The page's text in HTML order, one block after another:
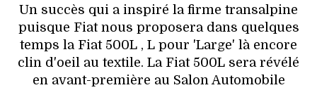
DÉCO
VOYAGES & LOISIRS
Un succès qui a inspiré la firme transalpine
puisque Fiat nous proposera dans quelques
temps la Fiat 500L , L pour 'Large' là encore
clin d'oeil au textile. La Fiat 500L sera révélé
en avant-première au Salon Automobile